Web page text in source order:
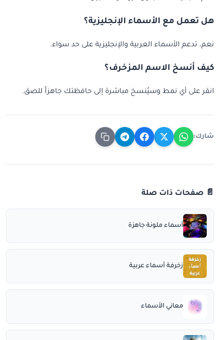
هل تعمل مع الأسماء الإنجليزية؟
نعم، تدعم الأسماء العربية والإنجليزية على حد سواء.
كيف أنسخ الاسم المزخرف؟
انقر على أي نمط وسيُنسخ مباشرة إلى حافظتك جاهزاً للصق.
شارك:
📄 صفحات ذات صلة
أسماء ملونة جاهزة
زخرفة أسماء عربية
معاني الأسماء